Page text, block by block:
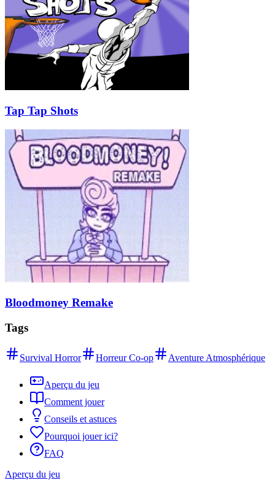
Tap Tap Shots
Bloodmoney Remake
Tags
Survival Horror Horreur Co-op Aventure Atmosphérique
Aperçu du jeu
Comment jouer
Conseils et astuces
Pourquoi jouer ici?
FAQ
Aperçu du jeu